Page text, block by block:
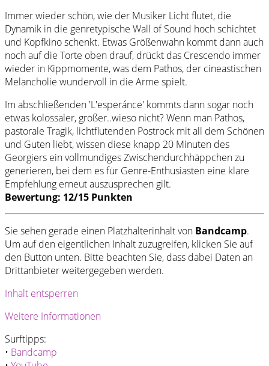
Immer wieder schön, wie der Musiker Licht flutet, die
Dynamik in die genretypische Wall of Sound hoch schichtet
und Kopfkino schenkt. Etwas Größenwahn kommt dann auch
noch auf die Torte oben drauf, drückt das Crescendo immer
wieder in Kippmomente, was dem Pathos, der cineastischen
Melancholie wundervoll in die Arme spielt.
Im abschließenden 'L'esperánce' kommts dann sogar noch
etwas kolossaler, größer..wieso nicht? Wenn man Pathos,
pastorale Tragik, lichtflutenden Postrock mit all dem Schönen
und Guten liebt, wissen diese knapp 20 Minuten des
Georgiers ein vollmundiges Zwischendurchhäppchen zu
generieren, bei dem es für Genre-Enthusiasten eine klare
Empfehlung erneut auszusprechen gilt.
Bewertung: 12/15 Punkten
Sie sehen gerade einen Platzhalterinhalt von Bandcamp.
Um auf den eigentlichen Inhalt zuzugreifen, klicken Sie auf
den Button unten. Bitte beachten Sie, dass dabei Daten an
Drittanbieter weitergegeben werden.
Inhalt entsperren
Weitere Informationen
Surftipps:
• Bandcamp